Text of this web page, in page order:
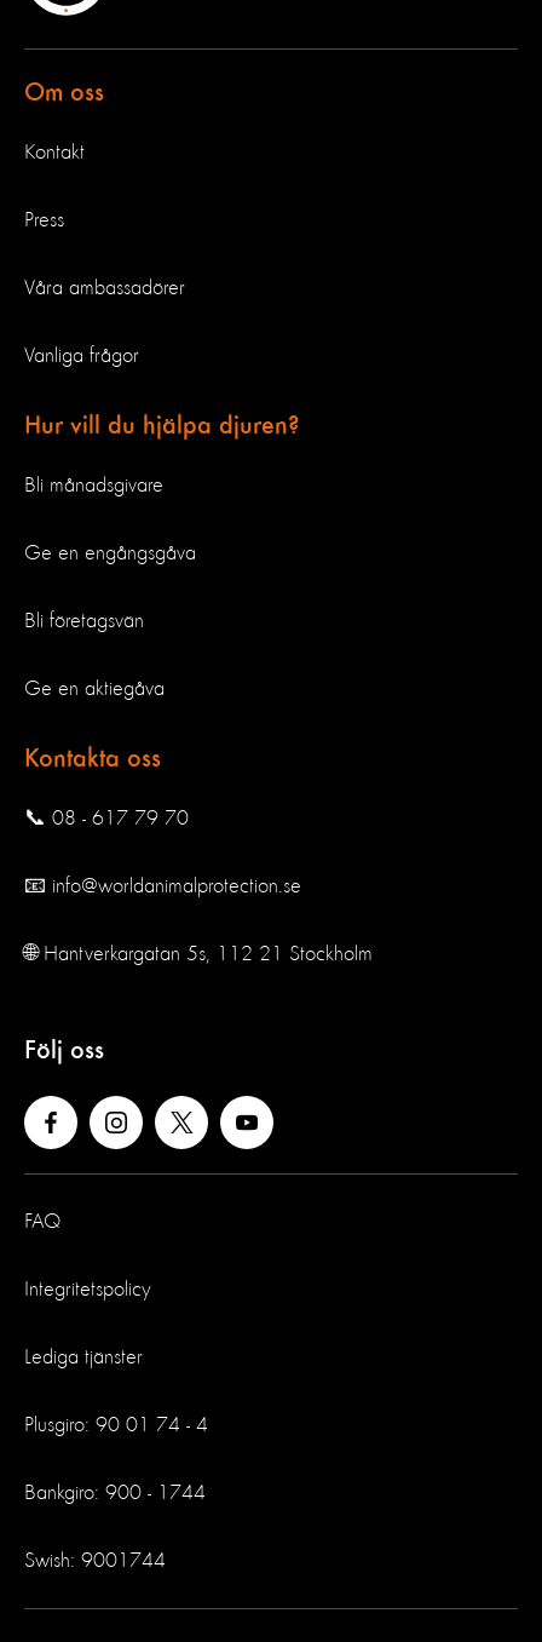
Om oss
Kontakt
Press
Våra ambassadörer
Vanliga frågor
Hur vill du hjälpa djuren?
Bli månadsgivare
Ge en engångsgåva
Bli företagsvän
Ge en aktiegåva
Kontakta oss
📞 08 - 617 79 70
📧 info@worldanimalprotection.se
🌐 Hantverkargatan 5s, 112 21 Stockholm
Följ oss
FAQ
Integritetspolicy
Lediga tjänster
Plusgiro: 90 01 74 - 4
Bankgiro: 900 - 1744
Swish: 9001744